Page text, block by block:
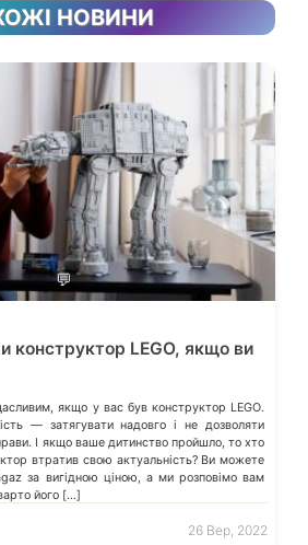
НОВИНИ
💬
конструктор LEGO, якщо ви
якщо у вас був конструктор LEGO.
— затягувати надовго і не дозволяти
І якщо ваше дитинство пройшло, то хто
втратив свою актуальність? Ви можете
за вигідною ціною, а ми розповімо вам
його […]
26 Вер, 2022